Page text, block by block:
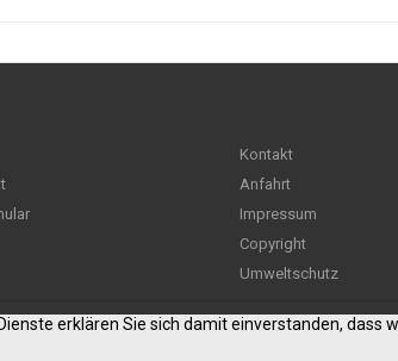
Kontakt
Anfahrt
Impressum
Copyright
Umweltschutz
erklären Sie sich damit einverstanden, dass